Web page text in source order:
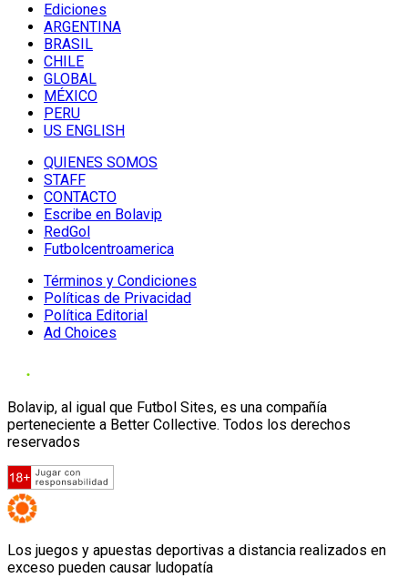
Ediciones
ARGENTINA
BRASIL
CHILE
GLOBAL
MÉXICO
PERU
US ENGLISH
QUIENES SOMOS
STAFF
CONTACTO
Escribe en Bolavip
RedGol
Futbolcentroamerica
Términos y Condiciones
Políticas de Privacidad
Política Editorial
Ad Choices
Bolavip, al igual que Futbol Sites, es una compañía
perteneciente a Better Collective. Todos los derechos
reservados
Los juegos y apuestas deportivas a distancia realizados en
exceso pueden causar ludopatía